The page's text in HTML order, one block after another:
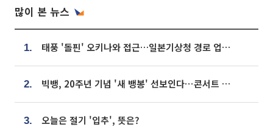
많이 본 뉴스
1. 태풍 '돌핀' 오키나와 접근…일본기상청 경로 업데이트
2. 빅뱅, 20주년 기념 '새 뱅봉' 선보인다⋯콘서트 앞두고 팝업 개최
3. 오늘은 절기 '입추', 뜻은?